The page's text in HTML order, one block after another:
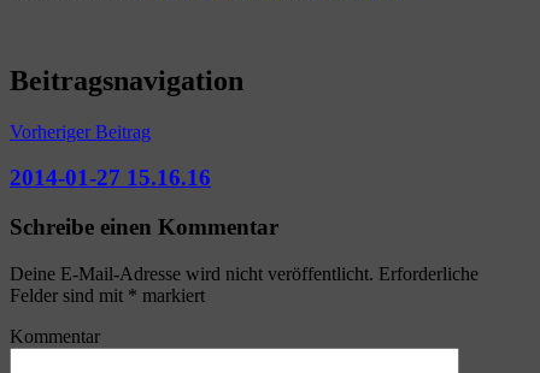
Beitragsnavigation
Vorheriger Beitrag
2014-01-27 15.16.16
Schreibe einen Kommentar
Deine E-Mail-Adresse wird nicht veröffentlicht. Erforderliche
Felder sind mit * markiert
Kommentar